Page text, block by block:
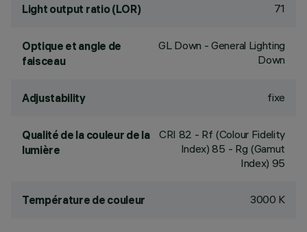
Light output ratio (LOR) 71
Optique et angle de
faisceau
GL Down - General Lighting
Down
Adjustability fixe
Qualité de la couleur de la
lumière
CRI 82 - Rf (Colour Fidelity
Index) 85 - Rg (Gamut
Index) 95
Température de couleur 3000 K